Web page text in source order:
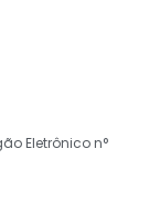
Eletrônico n°